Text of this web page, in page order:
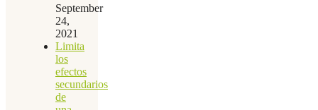
September
24,
2021
Limita
los
efectos
secundarios
de